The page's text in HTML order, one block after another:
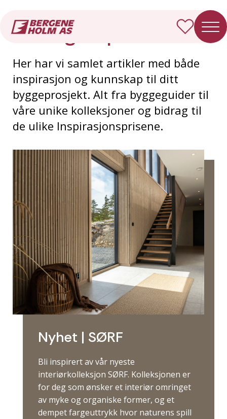
La deg inspirere
Her har vi samlet artikler med både
inspirasjon og kunnskap til ditt
byggeprosjekt. Alt fra byggeguider til
våre unike kolleksjoner og bidrag til
de ulike Inspirasjonsprisene.
Nyhet | SØRF
Bli inspirert av vår nyeste
interiørkolleksjon SØRF. Kolleksjonen er
for deg som ønsker et interiør omringet
av myke og organiske former, og et
dempet fargeuttrykk hvor naturens spill